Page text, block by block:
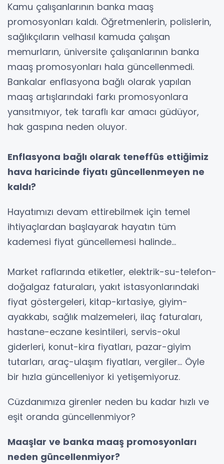
Kamu çalışanlarının banka maaş
promosyonları kaldı. Öğretmenlerin, polislerin,
sağlıkçıların velhasıl kamuda çalışan
memurların, üniversite çalışanlarının banka
maaş promosyonları hala güncellenmedi.
Bankalar enflasyona bağlı olarak yapılan
maaş artışlarındaki farkı promosyonlara
yansıtmıyor, tek taraflı kar amacı güdüyor,
hak gaspına neden oluyor.
Enflasyona bağlı olarak teneffüs ettiğimiz
hava haricinde fiyatı güncellenmeyen ne
kaldı?
Hayatımızı devam ettirebilmek için temel
ihtiyaçlardan başlayarak hayatın tüm
kademesi fiyat güncellemesi halinde…
Market raflarında etiketler, elektrik-su-telefon-
doğalgaz faturaları, yakıt istasyonlarındaki
fiyat göstergeleri, kitap-kırtasiye, giyim-
ayakkabı, sağlık malzemeleri, ilaç faturaları,
hastane-eczane kesintileri, servis-okul
giderleri, konut-kira fiyatları, pazar-giyim
tutarları, araç-ulaşım fiyatları, vergiler... Öyle
bir hızla güncelleniyor ki yetişemiyoruz.
Cüzdanımıza girenler neden bu kadar hızlı ve
eşit oranda güncellenmiyor?
Maaşlar ve banka maaş promosyonları
neden güncellenmiyor?